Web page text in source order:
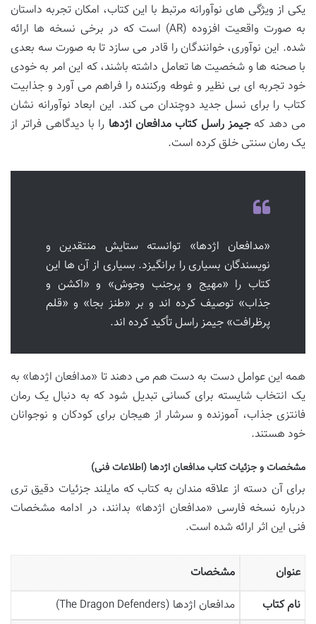
یکی از ویژگی های نوآورانه مرتبط با این کتاب، امکان تجربه داستان
به صورت واقعیت افزوده (AR) است که در برخی نسخه ها ارائه
شده. این نوآوری، خوانندگان را قادر می سازد تا به صورت سه بعدی
با صحنه ها و شخصیت ها تعامل داشته باشند، که این امر به خودی
خود تجربه ای بی نظیر و غوطه ورکننده را فراهم می آورد و جذابیت
کتاب را برای نسل جدید دوچندان می کند. این ابعاد نوآورانه نشان
می دهد کهجیمز راسل کتاب مدافعان اژدها را با دیدگاهی فراتر از
یک رمان سنتی خلق کرده است.
«مدافعان اژدها» توانسته ستایش منتقدین و
نویسندگان بسیاری را برانگیزد. بسیاری از آن ها این
کتاب را «مهیج و پرجنب وجوش» و «اکشن و
جذاب» توصیف کرده اند و بر «طنز بجا» و «قلم
پرظرافت» جیمز راسل تأکید کرده اند.
همه این عوامل دست به دست هم می دهند تا «مدافعان اژدها» به
یک انتخاب شایسته برای کسانی تبدیل شود که به دنبال یک رمان
فانتزی جذاب، آموزنده و سرشار از هیجان برای کودکان و نوجوانان
خود هستند.
مشخصات و جزئیات کتاب مدافعان اژدها (اطلاعات فنی)
برای آن دسته از علاقه مندان به کتاب که مایلند جزئیات دقیق تری
درباره نسخه فارسی «مدافعان اژدها» بدانند، در ادامه مشخصات
فنی این اثر ارائه شده است.
عنوان
مشخصات
نام کتاب
مدافعان اژدها (The Dragon Defenders)